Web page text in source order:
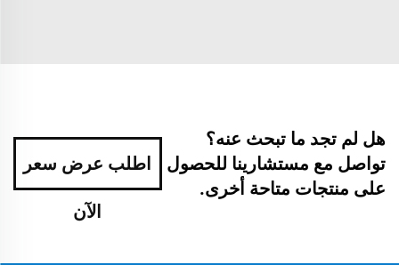
هل لم تجد ما تبحث عنه؟
تواصل مع مستشارينا للحصول
على منتجات متاحة أخرى.
اطلب عرض سعر
الآن